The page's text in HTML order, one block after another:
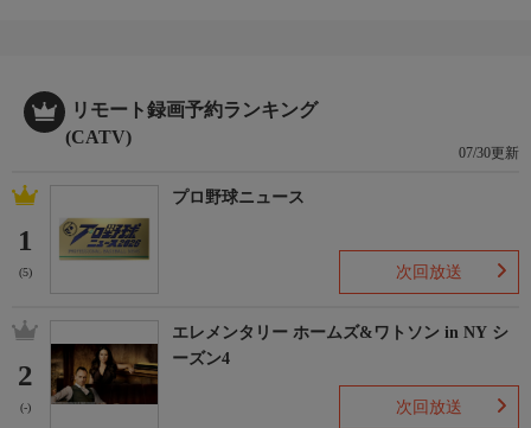
リモート録画予約ランキング
(CATV)
07/30更新
1
(5)
プロ野球ニュース
次回放送
2
(-)
エレメンタリー ホームズ&ワトソン in NY シ
ーズン4
次回放送